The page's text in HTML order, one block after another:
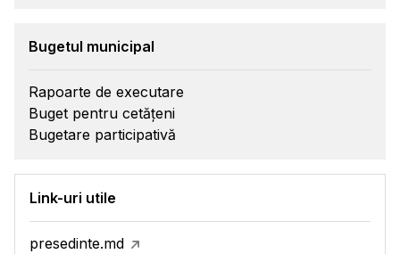
Bugetul municipal
Rapoarte de executare
Buget pentru cetățeni
Bugetare participativă
Link-uri utile
presedinte.md